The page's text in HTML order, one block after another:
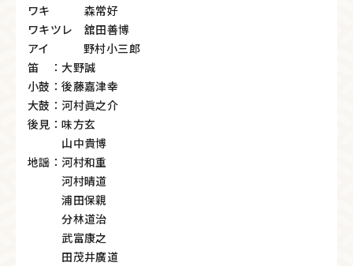
ワキ 森常好
ワキツレ 舘田善博
アイ 野村小三郎
笛 ：大野誠
小鼓：後藤嘉津幸
大鼓：河村眞之介
後見：味方玄
山中貴博
地謡：河村和重
河村晴道
浦田保親
分林道治
武富康之
田茂井廣道